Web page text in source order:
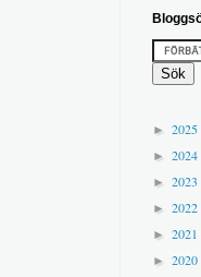
► 2025
► 2024
► 2023
► 2022
► 2021
► 2020